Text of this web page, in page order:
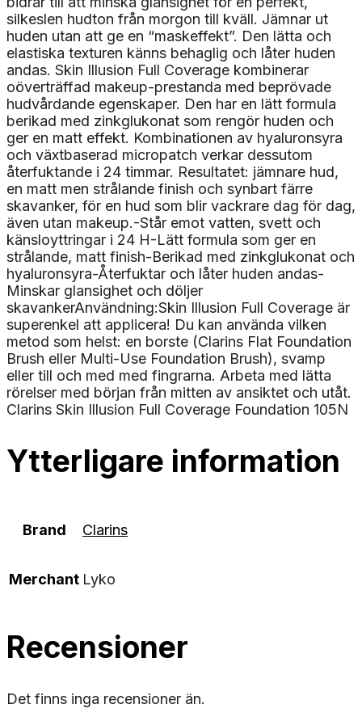
silkeslen hudton från morgon till kväll. Jämnar ut
huden utan att ge en “maskeffekt”. Den lätta och
elastiska texturen känns behaglig och låter huden
andas. Skin Illusion Full Coverage kombinerar
oöverträffad makeup-prestanda med beprövade
hudvårdande egenskaper. Den har en lätt formula
berikad med zinkglukonat som rengör huden och
ger en matt effekt. Kombinationen av hyaluronsyra
och växtbaserad micropatch verkar dessutom
återfuktande i 24 timmar. Resultatet: jämnare hud,
en matt men strålande finish och synbart färre
skavanker, för en hud som blir vackrare dag för dag,
även utan makeup.-Står emot vatten, svett och
känsloyttringar i 24 H-Lätt formula som ger en
strålande, matt finish-Berikad med zinkglukonat och
hyaluronsyra-Återfuktar och låter huden andas-
Minskar glansighet och döljer
skavankerAnvändning:Skin Illusion Full Coverage är
superenkel att applicera! Du kan använda vilken
metod som helst: en borste (Clarins Flat Foundation
Brush eller Multi-Use Foundation Brush), svamp
eller till och med med fingrarna. Arbeta med lätta
rörelser med början från mitten av ansiktet och utåt.
Clarins Skin Illusion Full Coverage Foundation 105N
Ytterligare information
Brand Clarins
Merchant Lyko
Recensioner
Det finns inga recensioner än.